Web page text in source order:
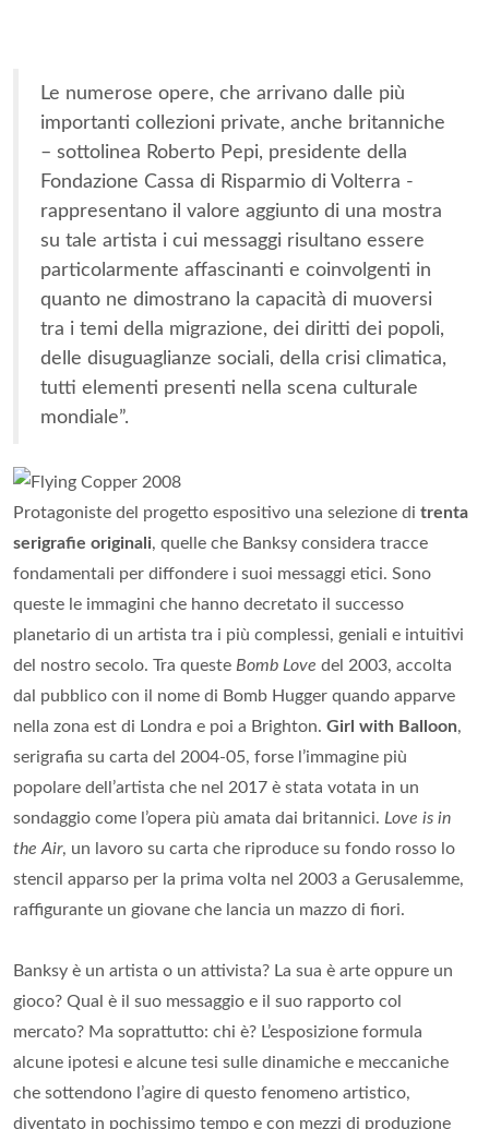
Le numerose opere, che arrivano dalle più
importanti collezioni private, anche britanniche
– sottolinea Roberto Pepi, presidente della
Fondazione Cassa di Risparmio di Volterra -
rappresentano il valore aggiunto di una mostra
su tale artista i cui messaggi risultano essere
particolarmente affascinanti e coinvolgenti in
quanto ne dimostrano la capacità di muoversi
tra i temi della migrazione, dei diritti dei popoli,
delle disuguaglianze sociali, della crisi climatica,
tutti elementi presenti nella scena culturale
mondiale”.
Protagoniste del progetto espositivo una selezione di trenta
serigrafie originali, quelle che Banksy considera tracce
fondamentali per diffondere i suoi messaggi etici. Sono
queste le immagini che hanno decretato il successo
planetario di un artista tra i più complessi, geniali e intuitivi
del nostro secolo. Tra queste Bomb Love del 2003, accolta
dal pubblico con il nome di Bomb Hugger quando apparve
nella zona est di Londra e poi a Brighton. Girl with Balloon,
serigrafia su carta del 2004-05, forse l’immagine più
popolare dell’artista che nel 2017 è stata votata in un
sondaggio come l’opera più amata dai britannici. Love is in
the Air, un lavoro su carta che riproduce su fondo rosso lo
stencil apparso per la prima volta nel 2003 a Gerusalemme,
raffigurante un giovane che lancia un mazzo di fiori.
Banksy è un artista o un attivista? La sua è arte oppure un
gioco? Qual è il suo messaggio e il suo rapporto col
mercato? Ma soprattutto: chi è? L’esposizione formula
alcune ipotesi e alcune tesi sulle dinamiche e meccaniche
che sottendono l’agire di questo fenomeno artistico,
diventato in pochissimo tempo e con mezzi di produzione